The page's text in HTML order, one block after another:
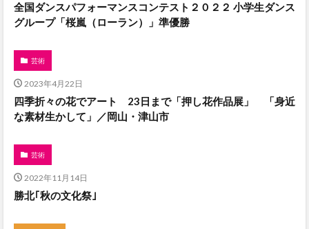
全国ダンスパフォーマンスコンテスト２０２２ 小学生ダンス
グループ「桜嵐（ローラン）」準優勝
芸術
2023年4月22日
四季折々の花でアート 23日まで「押し花作品展」 「身近
な素材生かして」／岡山・津山市
芸術
2022年11月14日
勝北｢秋の文化祭｣